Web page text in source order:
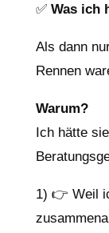
✅ Was ich
Als dann
Rennen
Warum?
Ich hätte
1) 👉 Weil